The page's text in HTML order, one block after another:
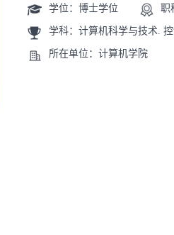
学位：博士学位 职
学科：计算机科学与技术.
所在单位：计算机学院